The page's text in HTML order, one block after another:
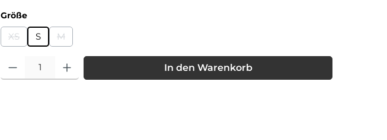
Größeauswählen
XS
(Diese Option ist zurzeit nicht verfügbar.)
S M
(Diese Option ist zurzeit nicht verfügbar.)
Produkt Anzahl: Gib den gewünschten Wert ein oder benutze die Schaltflächen um die
In den Warenkorb